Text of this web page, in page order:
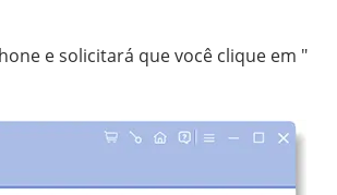
e solicitará que você clique em "